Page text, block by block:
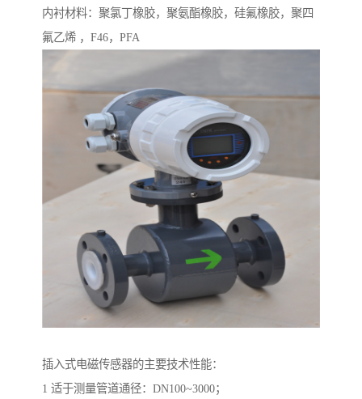
内衬材料：聚氯丁橡胶，聚氨酯橡胶，硅氟橡胶，聚四
氟乙烯 ，F46，PFA
插入式电磁传感器的主要技术性能：
1 适于测量管道通径：DN100~3000；